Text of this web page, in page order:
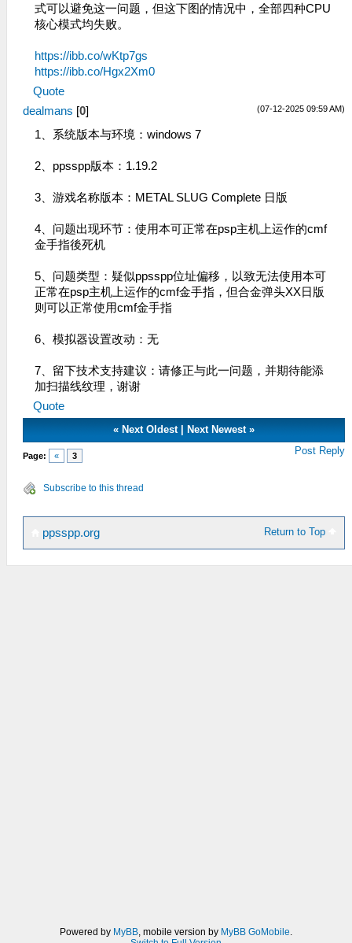
式可以避免这一问题，但这下图的情况中，全部四种CPU
核心模式均失败。
https://ibb.co/wKtp7gs
https://ibb.co/Hgx2Xm0
Quote
(07-12-2025 09:59 AM)
dealmans [0]
1、系统版本与环境：windows 7
2、ppsspp版本：1.19.2
3、游戏名称版本：METAL SLUG Complete 日版
4、问题出现环节：使用本可正常在psp主机上运作的cmf
金手指後死机
5、问题类型：疑似ppsspp位址偏移，以致无法使用本可
正常在psp主机上运作的cmf金手指，但合金弹头XX日版
则可以正常使用cmf金手指
6、模拟器设置改动：无
7、留下技术支持建议：请修正与此一问题，并期待能添
加扫描线纹理，谢谢
Quote
« Next Oldest| Next Newest»
Page: « 3 Post Reply
Subscribe to this thread
Return to Top
ppsspp.org
Powered by MyBB, mobile version by MyBB GoMobile.